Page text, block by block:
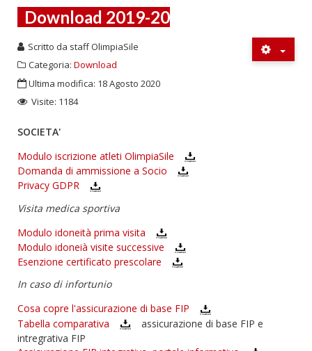
Download 2019-20
Scritto da staff OlimpiaSile
Categoria: Download
Ultima modifica: 18 Agosto 2020
Visite: 1184
SOCIETA'
Modulo iscrizione atleti OlimpiaSile
Domanda di ammissione a Socio
Privacy GDPR
Visita medica sportiva
Modulo idoneità prima visita
Modulo idoneià visite successive
Esenzione certificato prescolare
In caso di infortunio
Cosa copre l'assicurazione di base FIP
Tabella comparativa
assicurazione di base FIP e
intregrativa FIP